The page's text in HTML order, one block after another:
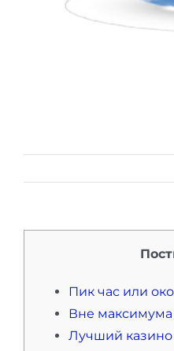
Пик час или
Вне максимума
Лучший казино